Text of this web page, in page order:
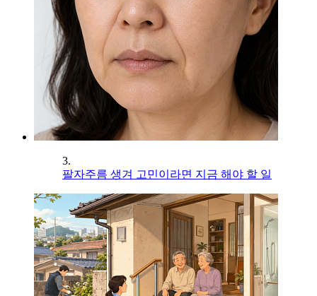
3.
팔자주름 생겨 고민이라면 지금 해야 할 일